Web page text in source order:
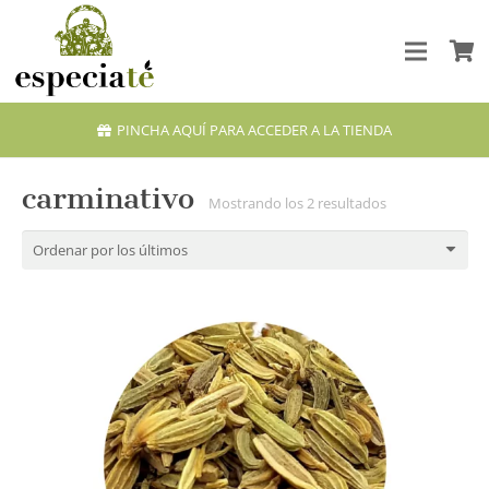
PINCHA AQUÍ PARA ACCEDER A LA TIENDA
carminativo Mostrando los 2 resultadosOrdenado
por